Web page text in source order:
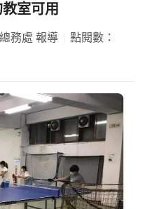
室可用
務處 報導
點閱數：